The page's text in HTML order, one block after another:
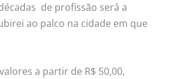
de profissão será a
ao palco na cidade em que
a partir de R$ 50,00,